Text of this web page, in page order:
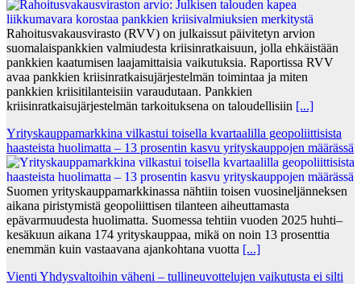
Rahoitusvakausvirasto (RVV) on julkaissut päivitetyn arvion
suomalaispankkien valmiudesta kriisinratkaisuun, jolla ehkäistään
pankkien kaatumisen laajamittaisia vaikutuksia. Raportissa RVV
avaa pankkien kriisinratkaisujärjestelmän toimintaa ja miten
pankkien kriisitilanteisiin varaudutaan. Pankkien
kriisinratkaisujärjestelmän tarkoituksena on taloudellisiin [...]
Yrityskauppamarkkina vilkastui toisella kvartaalilla geopoliittisista
haasteista huolimatta – 13 prosentin kasvu yrityskauppojen määrässä
Suomen yrityskauppamarkkinassa nähtiin toisen vuosineljänneksen
aikana piristymistä geopoliittisen tilanteen aiheuttamasta
epävarmuudesta huolimatta. Suomessa tehtiin vuoden 2025 huhti–
kesäkuun aikana 174 yrityskauppaa, mikä on noin 13 prosenttia
enemmän kuin vastaavana ajankohtana vuotta [...]
Vienti Yhdysvaltoihin väheni – tullineuvottelujen vaikutusta ei silti